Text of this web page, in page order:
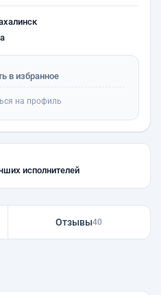
в избранное
на профиль
исполнителей
Отзывы40